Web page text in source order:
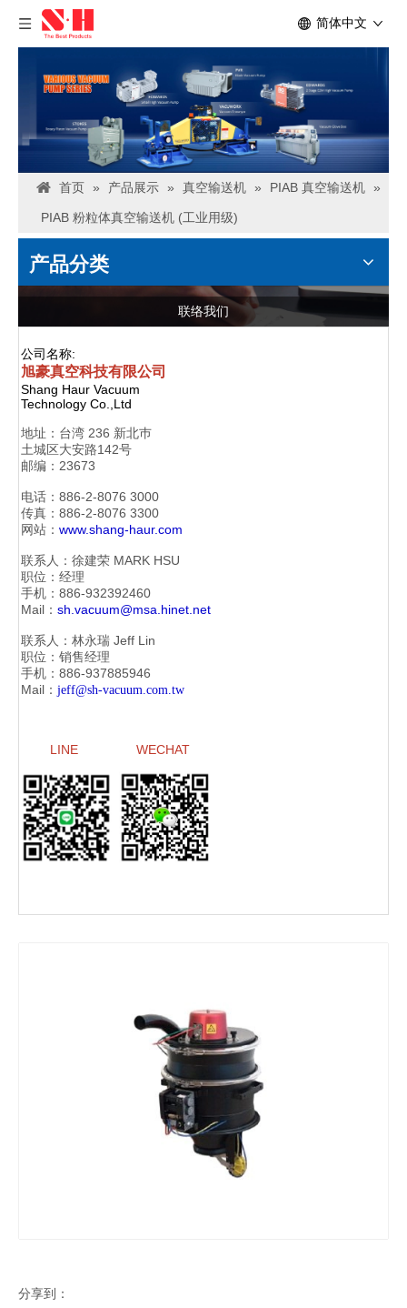
简体中文
首页 » 产品展示 » 真空输送机 » PIAB 真空输送机 »
PIAB 粉粒体真空输送机 (工业用级)
产品分类
联络我们
公司名称:
旭豪真空科技有限公司
Shang Haur Vacuum
Technology Co.,Ltd
地址： 台湾 236 新北巿
土城区大安路142号
邮编：23673
电话：886-2-8076 3000
传真：886-2-8076 3300
网站： www.shang-haur.com
联系人：徐建荣 MARK HSU
职位：经理
手机：886-932392460
Mail： sh.vacuum@msa.hinet.net
联系人：林永瑞 Jeff Lin
职位：销售经理
手机：886-937885946
Mail： jeff@sh-vacuum.com.tw
LINE WECHAT
分享到：